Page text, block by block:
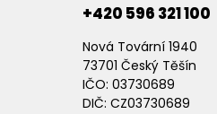
+420 596 321 100
Nová Tovární 1940
73701 Český Těšín
IČO: 03730689
DIČ: CZ03730689